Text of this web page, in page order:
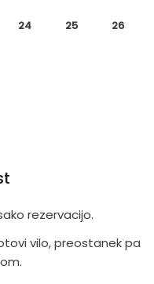
24 25 26
rezervacijo.
vilo, preostanek pa